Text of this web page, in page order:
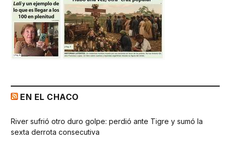
EN EL CHACO
River sufrió otro duro golpe: perdió ante Tigre y sumó la
sexta derrota consecutiva